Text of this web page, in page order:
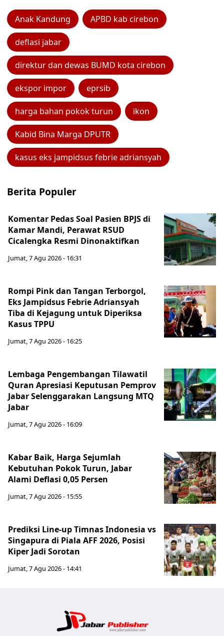
Anak Kandung APBD kab cirebon
deflasi jabar
direktur dan dewas BUMD kota cirebon
ekspor impor eprsib
harga bahan pokok turun ikon
Kabid Bina Marga DPUTR
kasus eks jampidsus febrie adriansyah
Berita Populer
Komentar Pedas Soal Pasien BPJS di
Kamar Mandi, Perawat RSUD
Cicalengka Resmi Dinonaktifkan
Jumat, 7 Agu 2026 - 16:31
Rompi Pink dan Tangan Terborgol,
Eks Jampidsus Febrie Adriansyah
Tiba di Kejagung untuk Diperiksa
Kasus TPPU
Jumat, 7 Agu 2026 - 16:25
Lembaga Pengembangan Tilawatil
Quran Apresiasi Keputusan Pemprov
Jabar Selenggarakan Langsung MTQ
Jabar
Jumat, 7 Agu 2026 - 16:09
Kabar Baik, Harga Sejumlah
Kebutuhan Pokok Turun, Jabar
Alami Deflasi 0,05 Persen
Jumat, 7 Agu 2026 - 15:55
Prediksi Line-up Timnas Indonesia vs
Singapura di Piala AFF 2026, Posisi
Kiper Jadi Sorotan
Jumat, 7 Agu 2026 - 14:41